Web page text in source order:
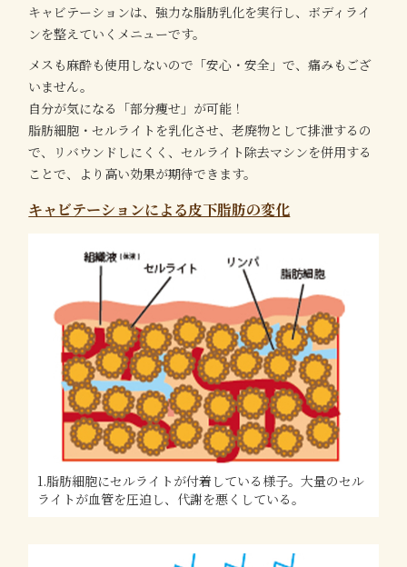
キャビテーションは、強力な脂肪乳化を実行し、ボディライ
ンを整えていくメニューです。
メスも麻酔も使用しないので「安心・安全」で、痛みもござ
いません。
自分が気になる「部分痩せ」が可能！
脂肪細胞・セルライトを乳化させ、老廃物として排泄するの
で、リバウンドしにくく、セルライト除去マシンを併用する
ことで、より高い効果が期待できます。
キャビテーションによる皮下脂肪の変化
1.脂肪細胞にセルライトが付着している様子。大量のセル
ライトが血管を圧迫し、代謝を悪くしている。